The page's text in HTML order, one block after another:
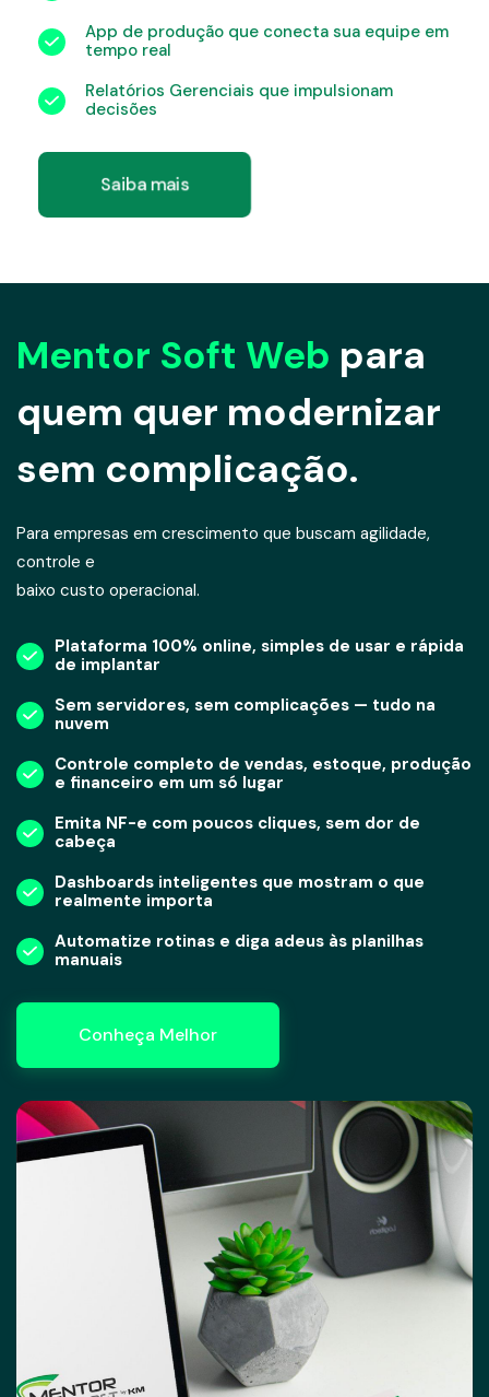
App de produção que conecta sua equipe em
tempo real
Relatórios Gerenciais que impulsionam
decisões
Saiba mais
Mentor Soft Web para
quem quer modernizar
sem complicação.
Para empresas em crescimento que buscam agilidade,
controle e
baixo custo operacional.
Plataforma 100% online, simples de usar e rápida
de implantar
Sem servidores, sem complicações — tudo na
nuvem
Controle completo de vendas, estoque, produção
e financeiro em um só lugar
Emita NF-e com poucos cliques, sem dor de
cabeça
Dashboards inteligentes que mostram o que
realmente importa
Automatize rotinas e diga adeus às planilhas
manuais
Conheça Melhor